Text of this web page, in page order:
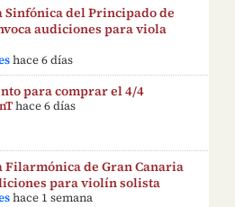
Sinfónica del Principado de
audiciones para viola
hace 6 días
para comprar el 4/4
hace 6 días
Filarmónica de Gran Canaria
para violín solista
hace 1 semana